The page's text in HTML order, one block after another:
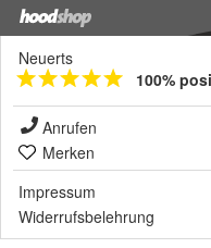
Neuerts
100%
Anrufen
Merken
Impressum
Widerrufsbelehrung